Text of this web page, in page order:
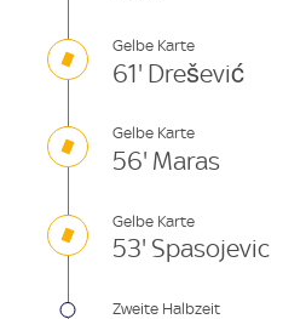
Gelbe Karte
61' Drešević
Gelbe Karte
56' Maras
Gelbe Karte
53' Spasojevic
Zweite Halbzeit